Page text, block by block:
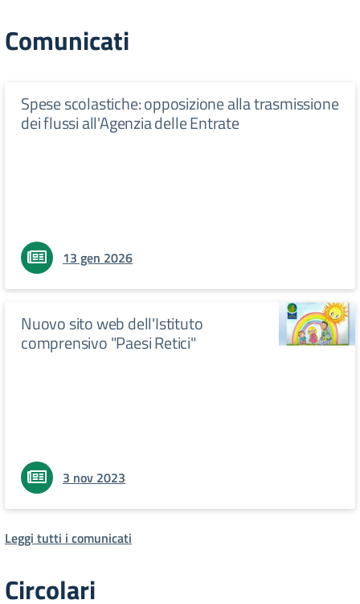
Comunicati
Spese scolastiche: opposizione alla trasmissione
dei flussi all'Agenzia delle Entrate
13 gen 2026
Nuovo sito web dell'Istituto
comprensivo "Paesi Retici"
3 nov 2023
Leggi tutti i comunicati
Circolari